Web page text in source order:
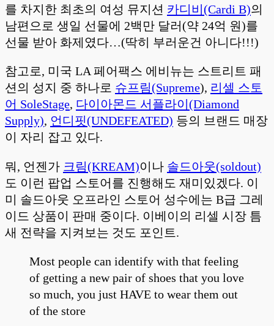
를 차지한 최초의 여성 뮤지션 카디비(Cardi B)의
남편으로 생일 선물에 2백만 달러(약 24억 원)를
선물 받아 화제였다…(딱히 부러운건 아니다!!!)
참고로, 미국 LA 페어팩스 에비뉴는 스트리트 패
션의 성지 중 하나로 슈프림(Supreme), 리셀 스토
어 SoleStage, 다이아몬드 서플라이(Diamond
Supply), 언디핏(UNDEFEATED) 등의 브랜드 매장
이 자리 잡고 있다.
뭐, 언젠가 크림(KREAM)이나 솔드아웃(soldout)
도 이런 팝업 스토어를 진행해도 재미있겠다. 이
미 솔드아웃 오프라인 스토어 성수에는 B급 그레
이드 상품이 판매 중이다. 이베이의 리셀 시장 틈
새 전략을 지켜보는 것도 포인트.
Most people can identify with that feeling
of getting a new pair of shoes that you love
so much, you just HAVE to wear them out
of the store